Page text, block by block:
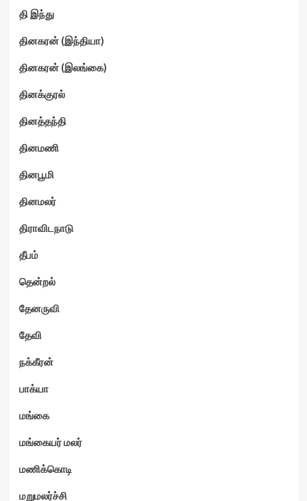
தி இந்து
தினகரன் (இந்தியா)
தினகரன் (இலங்கை)
தினக்குரல்
தினத்தந்தி
தினமணி
தினபூமி
தினமலர்
திராவிடநாடு
தீபம்
தென்றல்
தேனருவி
தேவி
நக்கீரன்
பாக்யா
மங்கை
மங்கையர் மலர்
மணிக்கொடி
மறுமலர்ச்சி